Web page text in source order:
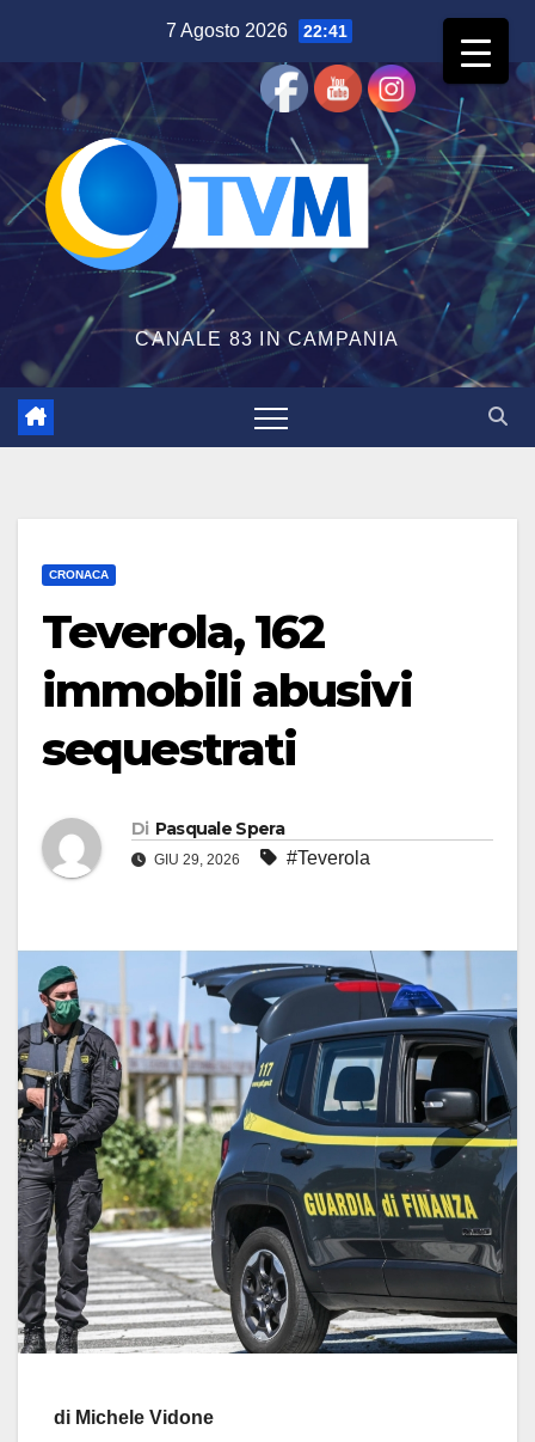
contenuto
7 Agosto 2026 22:41
CANALE 83 IN CAMPANIA
CRONACA
Teverola, 162
immobili abusivi
sequestrati
Di Pasquale Spera
GIU 29, 2026 #Teverola
di Michele Vidone